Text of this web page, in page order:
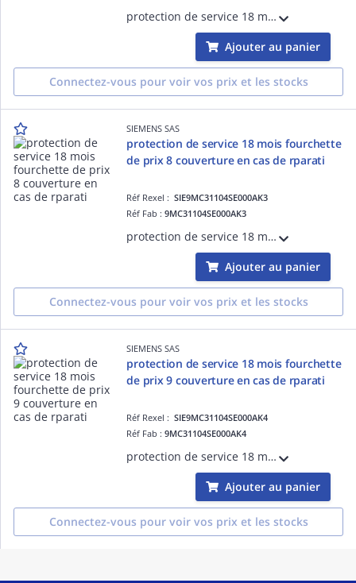
protection de service 18 mois fourchette de prix 10 couverture en cas de rparation du chssis basse tension hydrorfrigr SINAMICS S120 avec une priode de prestation largie de 18 mois La protection de service 18 mois doit tre achete l ECCN:EAR
Ajouter au panier
Connectez-vous pour voir vos prix et les stocks
SIEMENS SAS
protection de service 18 mois fourchette
de prix 8 couverture en cas de rparati
Réf Rexel :SIE9MC31104SE000AK3
Réf Fab :9MC31104SE000AK3
protection de service 18 mois fourchette de prix 8 couverture en cas de rparation du chssis basse tension hydrorfrigr SINAMICS S120 avec une priode de prestation largie de 18 mois La protection de service 18 mois doit tre achete le ECCN:EAR
Ajouter au panier
Connectez-vous pour voir vos prix et les stocks
SIEMENS SAS
protection de service 18 mois fourchette
de prix 9 couverture en cas de rparati
Réf Rexel :SIE9MC31104SE000AK4
Réf Fab :9MC31104SE000AK4
protection de service 18 mois fourchette de prix 9 couverture en cas de rparation du chssis basse tension hydrorfrigr SINAMICS S120 avec une priode de prestation largie de 18 mois La protection de service 18 mois doit tre achete le ECCN:EAR
Ajouter au panier
Connectez-vous pour voir vos prix et les stocks